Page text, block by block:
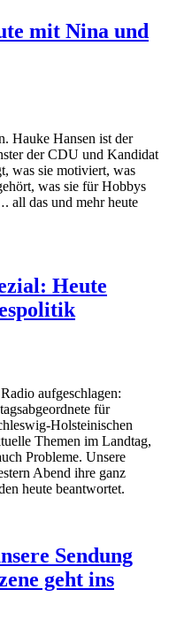
mit Nina und
Hauke Hansen ist der
der CDU und Kandidat
was sie motiviert, was
was sie für Hobbys
all das und mehr heute
Heute
aufgeschlagen:
für
Holsteinischen
Themen im Landtag,
Probleme. Unsere
Abend ihre ganz
heute beantwortet.
Sendung
geht ins